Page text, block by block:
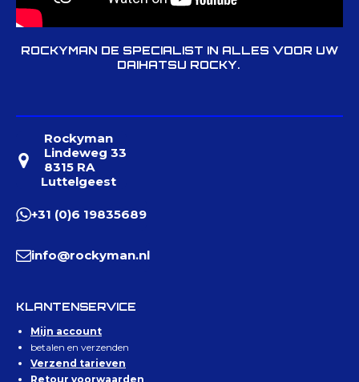
ROCKYMAN DE SPECIALIST IN ALLES VOOR UW
DAIHATSU ROCKY.
Rockyman
Lindeweg 33
8315 RA
Luttelgeest
+31 (0)6 19835689
info@rockyman.nl
KLANTENSERVICE
Mijn account
betalen en verzenden
Verzend tarieven
Retour voorwaarden